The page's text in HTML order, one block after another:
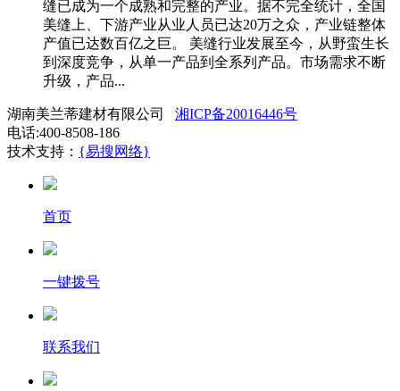
缝已成为一个成熟和完整的产业。据不完全统计，全国
美缝上、下游产业从业人员已达20万之众，产业链整体
产值已达数百亿之巨。 美缝行业发展至今，从野蛮生长
到深度竞争，从单一产品到全系列产品。市场需求不断
升级，产品...
湖南美兰蒂建材有限公司 湘ICP备20016446号
电话:400-8508-186
技术支持： {易搜网络}
首页
一键拨号
联系我们